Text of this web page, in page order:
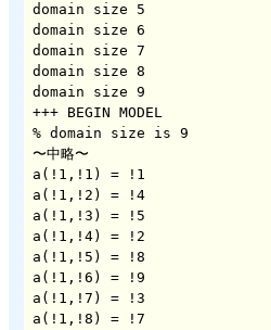
domain size 5
domain size 6
domain size 7
domain size 8
domain size 9
+++ BEGIN MODEL
% domain size is 9
〜中略〜
a(!1,!1) = !1
a(!1,!2) = !4
a(!1,!3) = !5
a(!1,!4) = !2
a(!1,!5) = !8
a(!1,!6) = !9
a(!1,!7) = !3
a(!1,!8) = !7